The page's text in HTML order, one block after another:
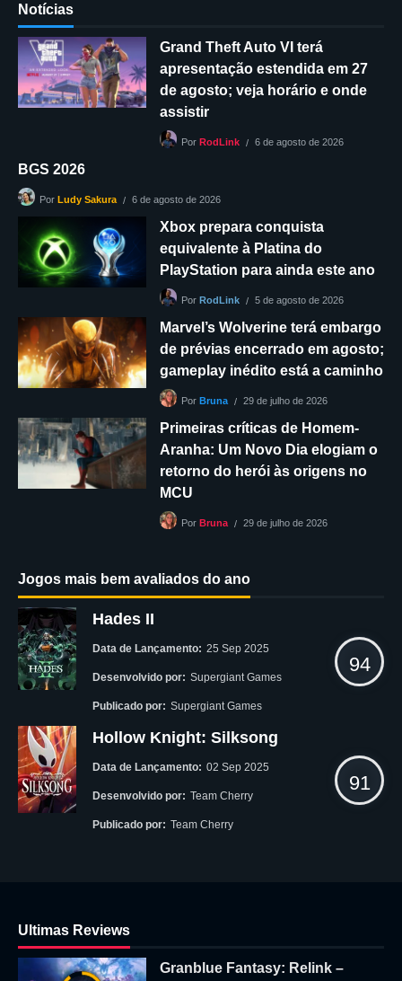
Notícias
Grand Theft Auto VI terá
apresentação estendida em 27
de agosto; veja horário e onde
assistir
Por RodLink 6 de agosto de 2026
BGS 2026
Por Ludy Sakura 6 de agosto de 2026
Xbox prepara conquista
equivalente à Platina do
PlayStation para ainda este ano
Por RodLink 5 de agosto de 2026
Marvel’s Wolverine terá embargo
de prévias encerrado em agosto;
gameplay inédito está a caminho
Por Bruna 29 de julho de 2026
Primeiras críticas de Homem-
Aranha: Um Novo Dia elogiam o
retorno do herói às origens no
MCU
Por Bruna 29 de julho de 2026
Jogos mais bem avaliados do ano
Hades II
Data de Lançamento: 25 Sep 2025
Desenvolvido por: Supergiant Games
Publicado por: Supergiant Games
94
Hollow Knight: Silksong
Data de Lançamento: 02 Sep 2025
Desenvolvido por: Team Cherry
Publicado por: Team Cherry
91
Ultimas Reviews
Granblue Fantasy: Relink –